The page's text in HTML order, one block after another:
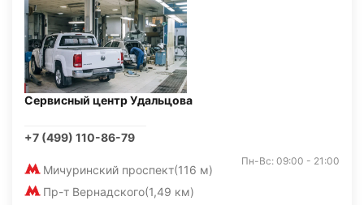
Сервисный центр Удальцова
+7 (499) 110-86-79
Мичуринский проспект(116 м)
Пр-т Вернадского(1,49 км)
Пн-Вс: 09:00 - 21:00